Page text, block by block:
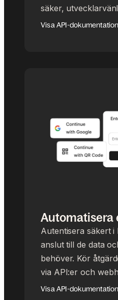
säker,
Visa API-dokumentation
Automatisera
Autentisera säkert
anslut till de data
behöver. Kör
via API:er och
Visa API-dokumentation